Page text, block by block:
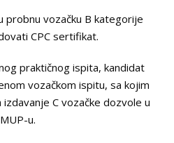
probnu vozačku B kategorije
CPC sertifikat.
praktičnog ispita, kandidat
vozačkom ispitu, sa kojim
C vozačke dozvole u
MUP-u.